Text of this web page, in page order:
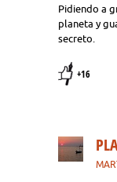
Pidiendo a
planeta y
secreto.
+16